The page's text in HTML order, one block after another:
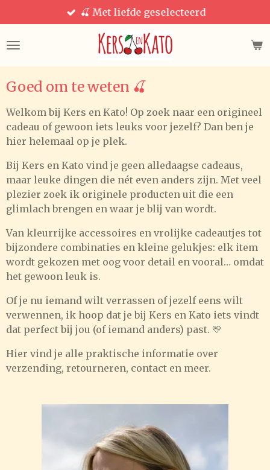
direct
naar
🍒 Met liefde geselecteerd
Goed om te weten 🍒
Welkom bij Kers en Kato! Op zoek naar een origineel
cadeau of gewoon iets leuks voor jezelf? Dan ben je
hier helemaal op je plek.
Bij Kers en Kato vind je geen alledaagse cadeaus,
maar leuke dingen die nét even anders zijn. Met veel
plezier zoek ik originele producten uit die een
glimlach brengen en waar je blij van wordt.
Van kleurrijke accessoires en vrolijke cadeautjes tot
bijzondere combinaties en kleine gelukjes: elk item
wordt gekozen met oog voor detail en vooral… omdat
het gewoon leuk is.
Of je nu iemand wilt verrassen of jezelf eens wilt
verwennen, ik hoop dat je bij Kers en Kato iets vindt
dat perfect bij jou (of iemand anders) past. 💛
Hier vind je alle praktische informatie over
verzending, retourneren, contact en meer.